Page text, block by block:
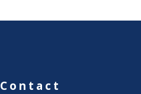
Contact